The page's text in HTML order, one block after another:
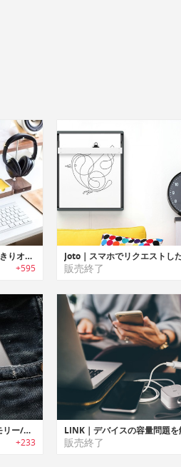
Gather｜デスク周りをすっきりオーガナイズ可能なモジュラーデザインデスクオーガナイザー「ギャザー」
+595 販売終了
Xpress-PRO｜モバイルメモリー/充電ステーション「エクスプレスプロ」
+233 販売終了